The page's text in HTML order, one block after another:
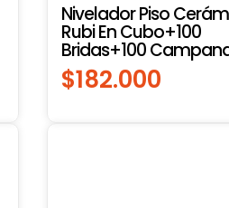
Nivelador Piso
Rubi En Cubo+100
Bridas+100
$182.000